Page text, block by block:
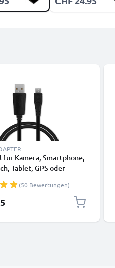
für Kamera, Smartphone,
Tablet, GPS oder
schwarz(50 Bewertungen)